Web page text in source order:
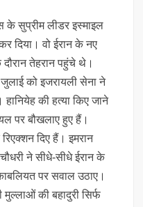
के सुप्रीम लीडर इस्माइल
दिया। वो ईरान के नए
तेहरान पहुंचे थे।
को इजरायली सेना ने
हानियेह की हत्या किए जाने
पर बौखलाए हुए हैं।
दिए हैं। इमरान
ने सीधे-सीधे ईरान के
पर सवाल उठाए।
की बहादुरी सिर्फ